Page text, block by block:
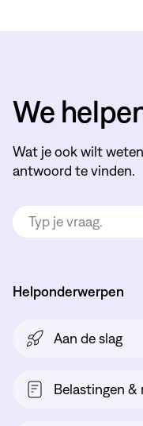
We
Wat je ook wilt
antwoord te vinden.
Helponderwerpen
Aan de slag
Belastingen